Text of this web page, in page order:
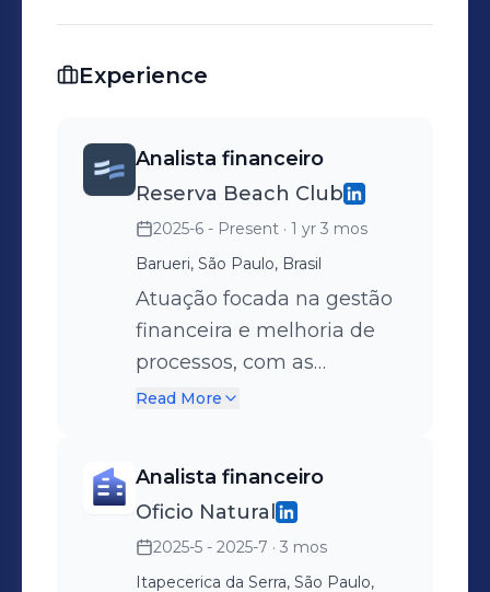
atualização para alinhar
apaixonada por soluções criativas que
otimizam processos e geram valor
real às operações. Meu objetivo é
contribuir para a melhoria contínua e
crescimento organizacional, unindo
técnica, inovação e visão
estratégica.Pra fins profissionais meu
e-mail é: nahh_vieira@hotmail.com.
Experience
Analista financeiro
Reserva Beach Club
2025-6 - Present · 1 yr 3 mos
Barueri, São Paulo, Brasil
Atuação focada na gestão
financeira e melhoria de
processos, com as
seguintes
de prazos, conferência de
documentos e análise
crítica de pagamentos; •
Organização de rotinas
Read More
Analista financeiro
Oficio Natural
2025-5 - 2025-7 · 3 mos
Itapecerica da Serra, São Paulo,